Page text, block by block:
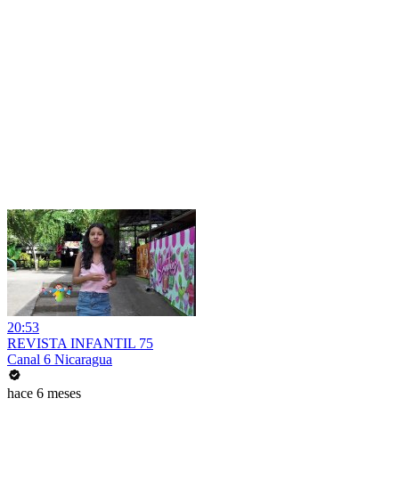
20:53
REVISTA INFANTIL 75
Canal 6 Nicaragua
hace 6 meses